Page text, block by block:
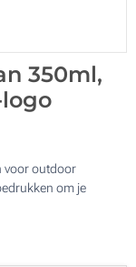
350ml,
voor outdoor
om je